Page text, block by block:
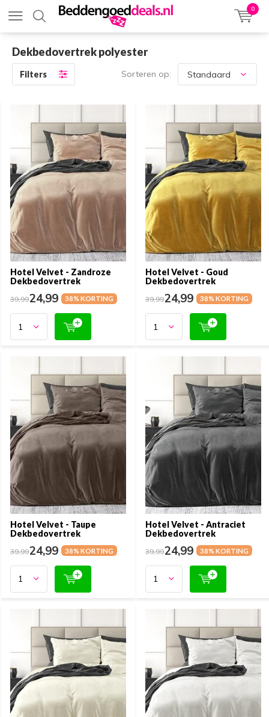
0
Dekbedovertrek polyester
Filters Sorteren op:
Hotel Velvet - Zandroze
Dekbedovertrek
39,9924,99 38% KORTING
Hotel Velvet - Goud
Dekbedovertrek
39,9924,99 38% KORTING
Hotel Velvet - Taupe
Dekbedovertrek
39,9924,99 38% KORTING
Hotel Velvet - Antraciet
Dekbedovertrek
39,9924,99 38% KORTING